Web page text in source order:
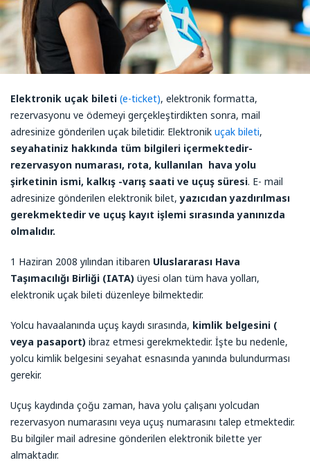
Elektronik uçak bileti (e-ticket), elektronik formatta,
rezervasyonu ve ödemeyi gerçekleştirdikten sonra, mail
adresinize gönderilen uçak biletidir. Elektronik uçak bileti,
seyahatiniz hakkında tüm bilgileri içermektedir-
rezervasyon numarası, rota, kullanılan hava yolu
şirketinin ismi, kalkış -varış saati ve uçuş süresi. E- mail
adresinize gönderilen elektronik bilet, yazıcıdan yazdırılması
gerekmektedir ve uçuş kayıt işlemi sırasında yanınızda
olmalıdır.
1 Haziran 2008 yılından itibaren Uluslararası Hava
Taşımacılığı Birliği (IATA) üyesi olan tüm hava yolları,
elektronik uçak bileti düzenleye bilmektedir.
Yolcu havaalanında uçuş kaydı sırasında, kimlik belgesini (
veya pasaport) ibraz etmesi gerekmektedir. İşte bu nedenle,
yolcu kimlik belgesini seyahat esnasında yanında bulundurması
gerekir.
Uçuş kaydında çoğu zaman, hava yolu çalışanı yolcudan
rezervasyon numarasını veya uçuş numarasını talep etmektedir.
Bu bilgiler mail adresine gönderilen elektronik bilette yer
almaktadır.